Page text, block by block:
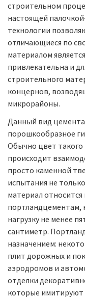
строительном
настоящей
технологии
отличающиеся по
материалом является
привлекательна и
строительного
концернов,
микрорайоны.
Данный вид
порошкообразное
Обычно цвет такого
происходит
просто каменной
испытания не
материал
портландцементам,
нагрузку не менее
сантиметр.
назначением:
плит дорожных и
аэродромов и
отделки
которые имитируют